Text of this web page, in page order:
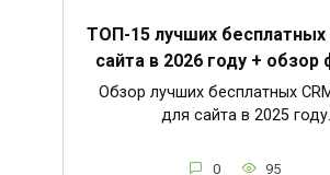
ТОП-15 лучших бесплатных
сайта в 2026 году + обзор
Обзор лучших бесплатных
для сайта в 2025 году.
0 95